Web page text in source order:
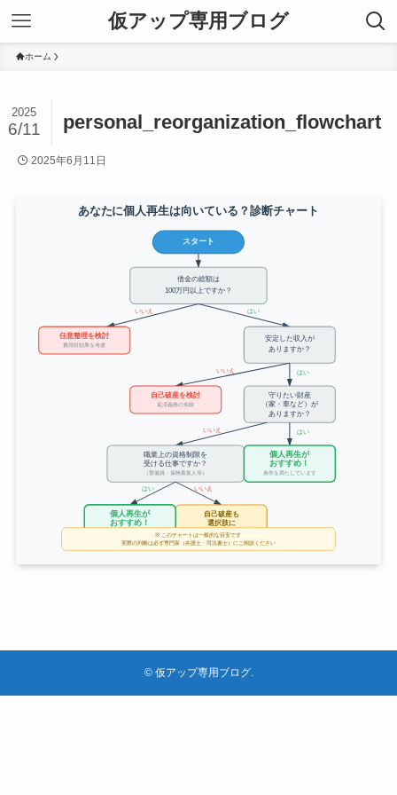
仮アップ専用ブログ
ホーム
personal_reorganization_flowchart
2025
6/11
2025年6月11日
©仮アップ専用ブログ.